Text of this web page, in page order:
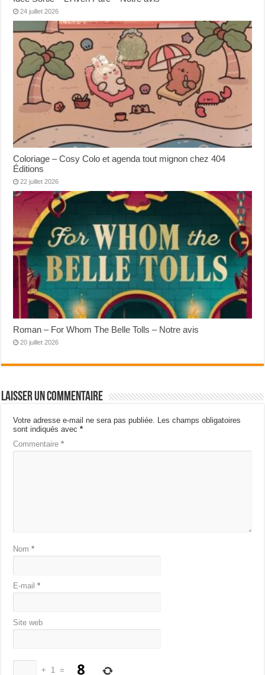
24 juillet 2026
Coloriage – Cosy Colo et agenda tout mignon chez 404
Éditions
22 juillet 2026
Roman – For Whom The Belle Tolls – Notre avis
20 juillet 2026
Laisser un commentaire
Votre adresse e-mail ne sera pas publiée. Les champs obligatoires
sont indiqués avec*
Commentaire*
Nom*
E-mail*
Site web
+ 1 =